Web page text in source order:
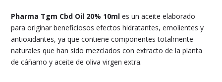
Pharma Tgm Cbd Oil 20% 10ml es un aceite elaborado
para originar beneficiosos efectos hidratantes, emolientes y
antioxidantes, ya que contiene componentes totalmente
naturales que han sido mezclados con extracto de la planta
de cáñamo y aceite de oliva virgen extra.